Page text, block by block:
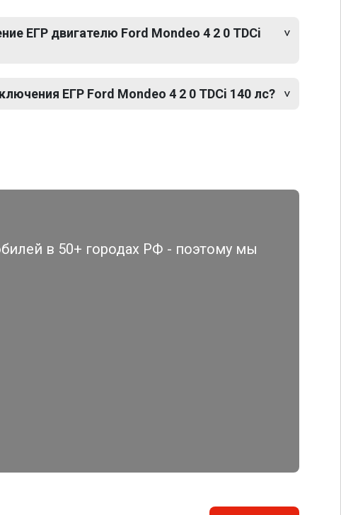
ЕГР двигателю Ford Mondeo 4 2 0 TDCi
ЕГР Ford Mondeo 4 2 0 TDCi 140 лс?
в 50+ городах РФ - поэтому мы